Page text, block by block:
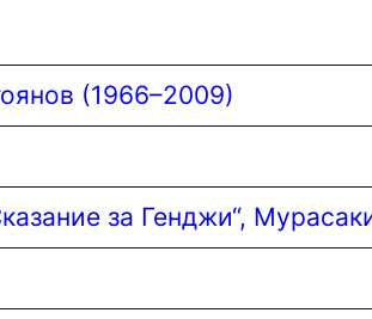
(1966–2009)
за Генджи“,